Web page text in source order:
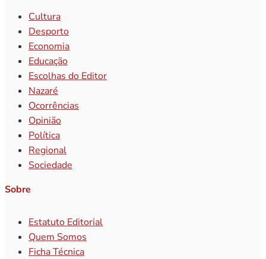
Cultura
Desporto
Economia
Educação
Escolhas do Editor
Nazaré
Ocorrências
Opinião
Política
Regional
Sociedade
Sobre
Estatuto Editorial
Quem Somos
Ficha Técnica